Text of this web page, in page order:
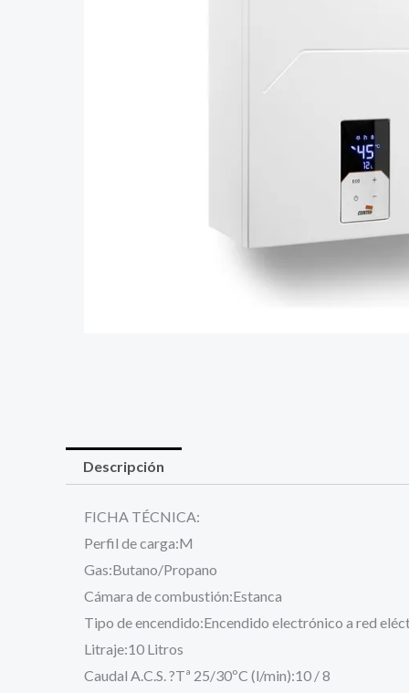
Descripción
FICHA TÉCNICA:
Perfil de carga:M
Gas:Butano/Propano
Cámara de combustión:Estanca
Tipo de encendido:Encendido electrónico a red
Litraje:10 Litros
Caudal A.C.S. ?Tª 25/30ºC (l/min):10 / 8